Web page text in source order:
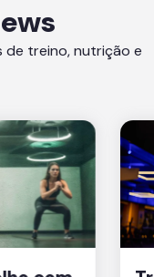
de treino, nutrição e